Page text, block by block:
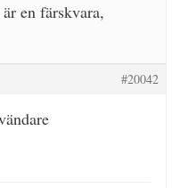
en färskvara,
#20042